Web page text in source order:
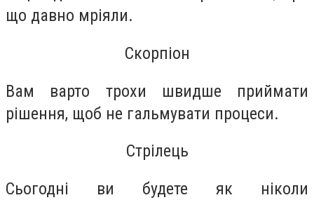
що давно мріяли.
Скорпіон
Вам варто трохи швидше приймати
рішення, щоб не гальмувати процеси.
Стрілець
Сьогодні ви будете як ніколи